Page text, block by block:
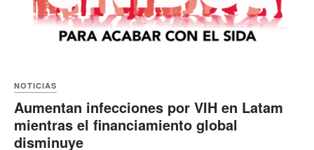
NOTICIAS
Aumentan infecciones por VIH en Latam
mientras el financiamiento global
disminuye